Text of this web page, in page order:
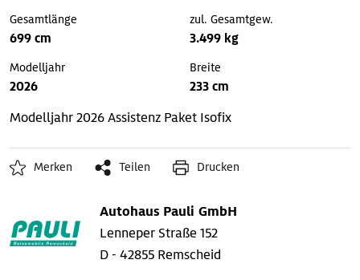
Gesamtlänge
699 cm
zul. Gesamtgew.
3.499 kg
Modelljahr
2026
Breite
233 cm
Modelljahr 2026Assistenz Paket Isofix
Merken Teilen Drucken
Autohaus Pauli GmbH
Lenneper Straße 152
D - 42855 Remscheid